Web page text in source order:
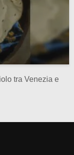
tra Venezia e